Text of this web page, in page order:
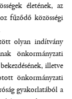
életének, az
fűződő közösségi
olyan indítvány
önkormányzati
illetve
önkormányzati
gyakorlatából a